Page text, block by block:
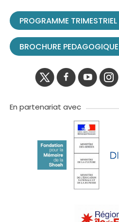
PROGRAMME TRIMESTRIEL
BROCHURE PEDAGOGIQUE
En partenariat avec